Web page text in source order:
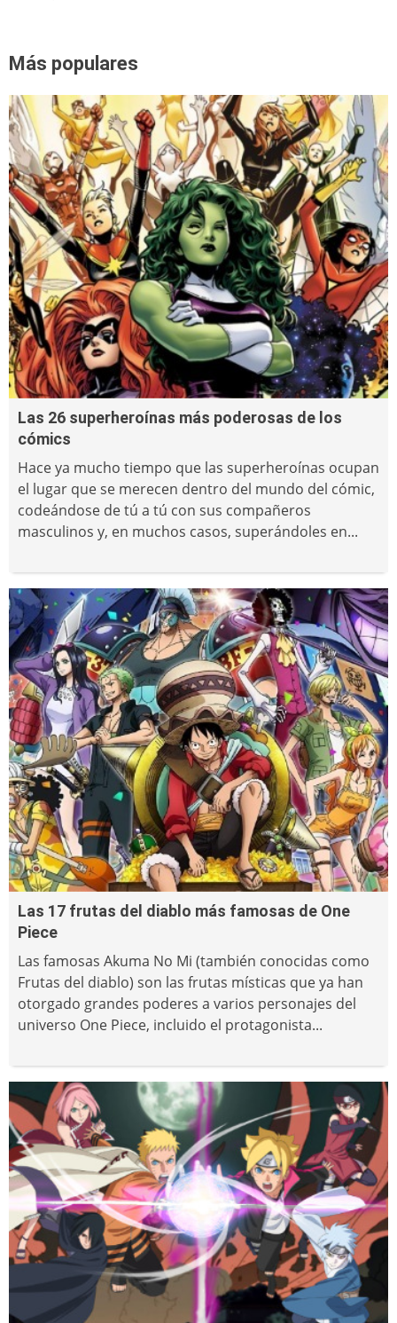
Más populares
Las 26 superheroínas más poderosas de los
cómics
Hace ya mucho tiempo que las superheroínas ocupan
el lugar que se merecen dentro del mundo del cómic,
codeándose de tú a tú con sus compañeros
masculinos y, en muchos casos, superándoles en...
Las 17 frutas del diablo más famosas de One
Piece
Las famosas Akuma No Mi (también conocidas como
Frutas del diablo) son las frutas místicas que ya han
otorgado grandes poderes a varios personajes del
universo One Piece, incluido el protagonista...